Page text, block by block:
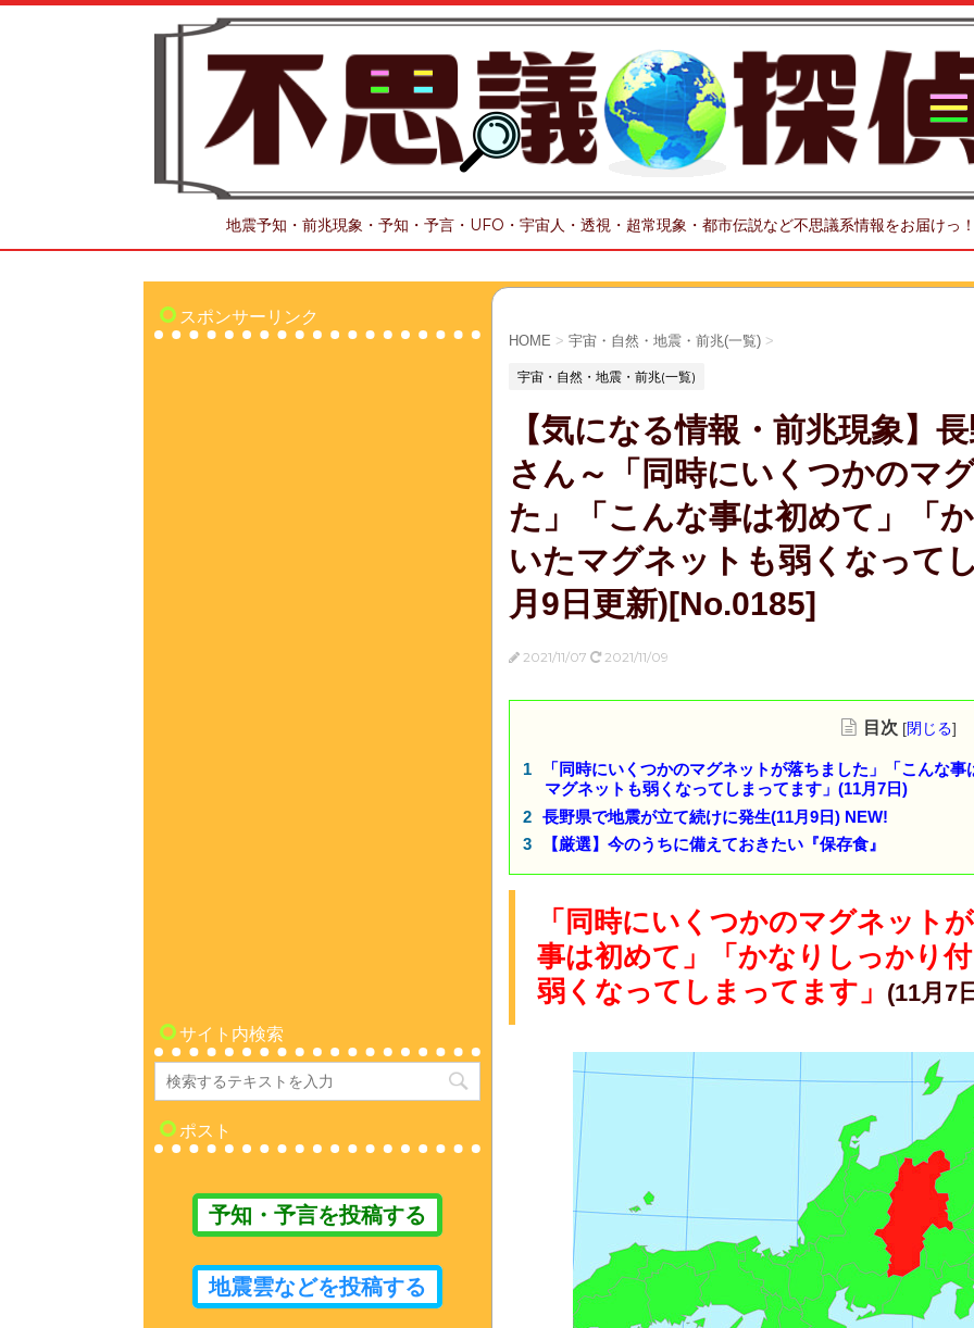
地震予知・前兆現象・予知・予言・UFO・宇宙人・透視・超常現象・都市伝説など不思議系情報をお届けっ
HOME > 宇宙・自然・地震・前兆(一覧) >
宇宙・自然・地震・前兆(一覧)
【気になる情報・前兆現象】
さん～「同時にいくつかのマ
た」「こんな事は初めて」「
いたマグネットも弱くなって
月9日更新)[No.0185]
2021/11/07 2021/11/09
目次 [閉じる]
「同時にいくつかのマグネットが落ちました」「こんな
マグネットも弱くなってしまってます」(11月7日)
長野県で地震が立て続けに発生(11月9日) NEW!
【厳選】今のうちに備えておきたい『保存食』
「同時にいくつかのマグネット
事は初めて」「かなりしっかり
弱くなってしまってます」 (11月7
スポンサーリンク
サイト内検索
ポスト
予知・予言を投稿する
地震雲などを投稿する